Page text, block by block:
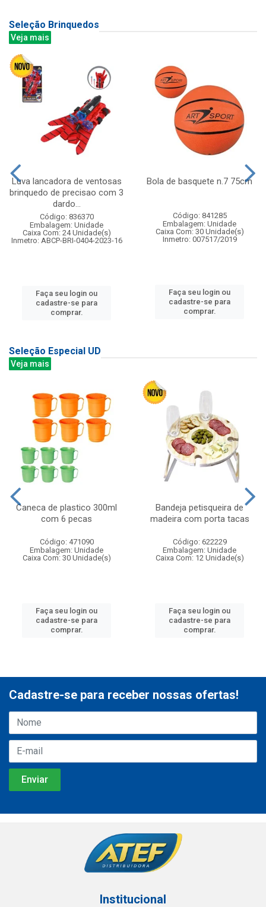
Seleção Brinquedos
Veja mais
Luva lancadora de ventosas
brinquedo de precisao com 3
dardo...
Código: 836370
Embalagem: Unidade
Caixa Com: 24 Unidade(s)
Inmetro: ABCP-BRI-0404-2023-16
Faça seu login ou
cadastre-se para
comprar.
Bola de basquete n.7 75cm
Código: 841285
Embalagem: Unidade
Caixa Com: 30 Unidade(s)
Inmetro: 007517/2019
Faça seu login ou
cadastre-se para
comprar.
Seleção Especial UD
Veja mais
Caneca de plastico 300ml
com 6 pecas
Código: 471090
Embalagem: Unidade
Caixa Com: 30 Unidade(s)
Faça seu login ou
cadastre-se para
comprar.
Bandeja petisqueira de
madeira com porta tacas
Código: 622229
Embalagem: Unidade
Caixa Com: 12 Unidade(s)
Faça seu login ou
cadastre-se para
comprar.
Cadastre-se para receber nossas ofertas!
Institucional